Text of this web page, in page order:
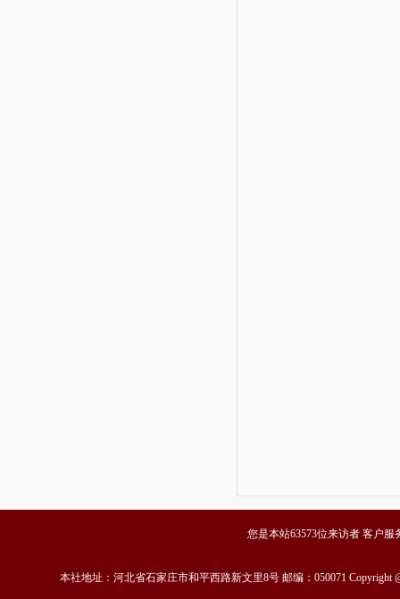
您是本站63573位来访者 客户服
本社地址：河北省石家庄市和平西路新文里8号 邮编：050071 Copyright